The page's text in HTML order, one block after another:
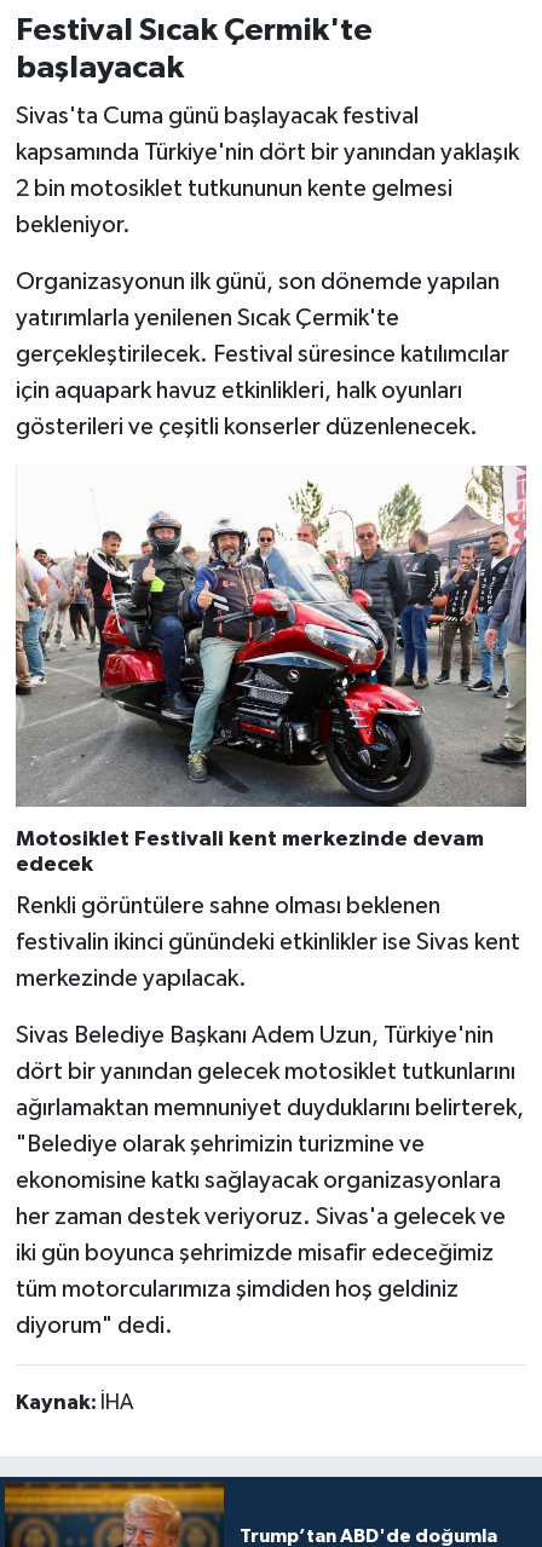
Festival Sıcak Çermik'te
başlayacak
Sivas'ta Cuma günü başlayacak festival
kapsamında Türkiye'nin dört bir yanından yaklaşık
2 bin motosiklet tutkununun kente gelmesi
bekleniyor.
Organizasyonun ilk günü, son dönemde yapılan
yatırımlarla yenilenen Sıcak Çermik'te
gerçekleştirilecek. Festival süresince katılımcılar
için aquapark havuz etkinlikleri, halk oyunları
gösterileri ve çeşitli konserler düzenlenecek.
Motosiklet Festivali kent merkezinde devam
edecek
Renkli görüntülere sahne olması beklenen
festivalin ikinci günündeki etkinlikler ise Sivas kent
merkezinde yapılacak.
Sivas Belediye Başkanı Adem Uzun, Türkiye'nin
dört bir yanından gelecek motosiklet tutkunlarını
ağırlamaktan memnuniyet duyduklarını belirterek,
"Belediye olarak şehrimizin turizmine ve
ekonomisine katkı sağlayacak organizasyonlara
her zaman destek veriyoruz. Sivas'a gelecek ve
iki gün boyunca şehrimizde misafir edeceğimiz
tüm motorcularımıza şimdiden hoş geldiniz
diyorum" dedi.
Kaynak: İHA
Trump’tan ABD'de doğumla